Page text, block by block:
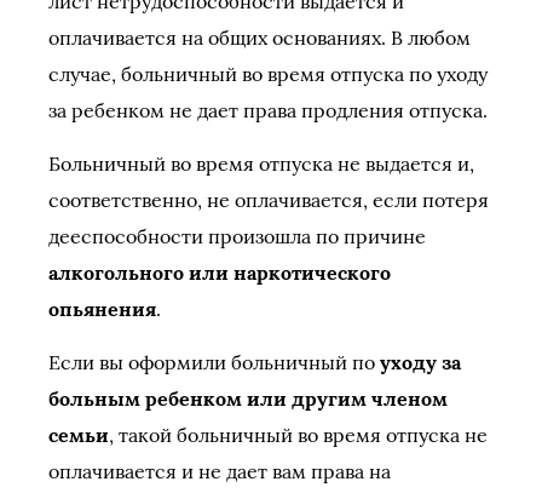
оплачивается на общих основаниях. В любом
случае, больничный во время отпуска по уходу
за ребенком не дает права продления отпуска.
Больничный во время отпуска не выдается и,
соответственно, не оплачивается, если потеря
дееспособности произошла по причине
алкогольного или наркотического
опьянения.
Если вы оформили больничный по уходу за
больным ребенком или другим членом
семьи, такой больничный во время отпуска не
оплачивается и не дает вам права на